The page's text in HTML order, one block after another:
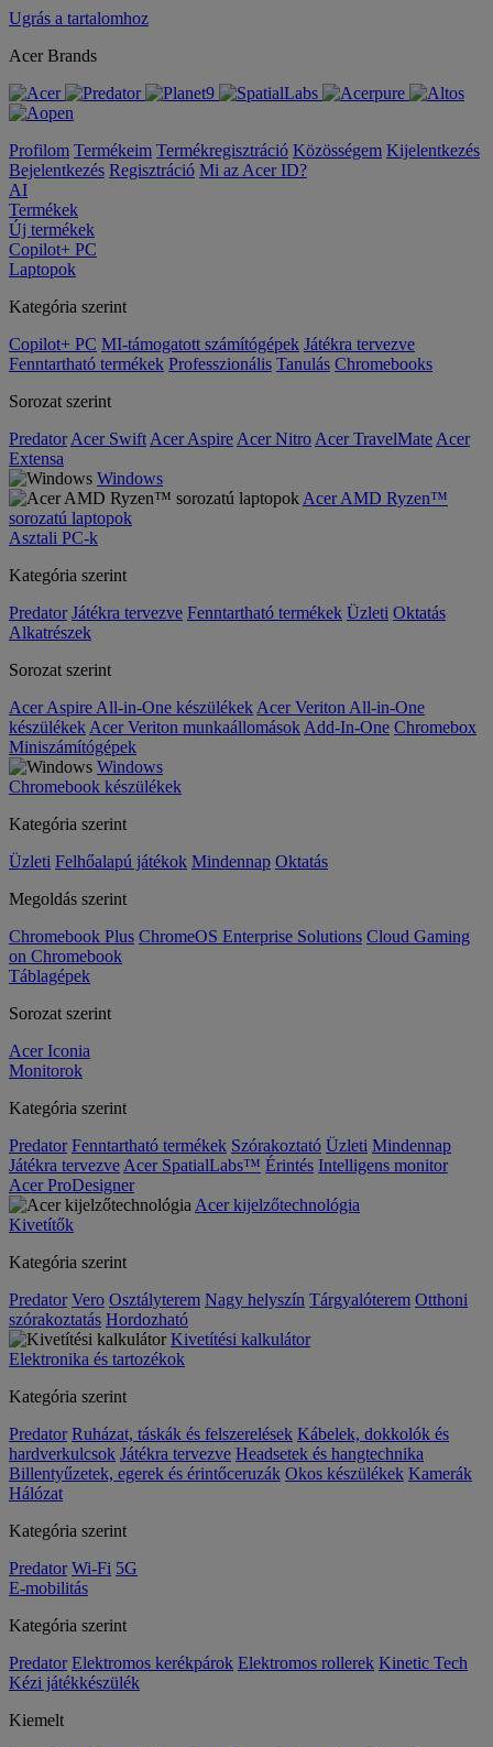
Ugrás a tartalomhoz
Acer Brands
Profilom Termékeim Termékregisztráció Közösségem Kijelentkezés
Bejelentkezés Regisztráció Mi az Acer ID?
AI
Termékek
Új termékek
Copilot+ PC
Laptopok
Kategória szerint
Copilot+ PC MI-támogatott számítógépek Játékra tervezve
Fenntartható termékek Professzionális Tanulás Chromebooks
Sorozat szerint
Predator Acer Swift Acer Aspire Acer Nitro Acer TravelMate Acer
Extensa
Windows
Acer AMD Ryzen™
sorozatú laptopok
Asztali PC-k
Kategória szerint
Predator Játékra tervezve Fenntartható termékek Üzleti Oktatás
Alkatrészek
Sorozat szerint
Acer Aspire All-in-One készülékek Acer Veriton All-in-One
készülékek Acer Veriton munkaállomások Add-In-One Chromebox
Miniszámítógépek
Windows
Chromebook készülékek
Kategória szerint
Üzleti Felhőalapú játékok Mindennap Oktatás
Megoldás szerint
Chromebook Plus ChromeOS Enterprise Solutions Cloud Gaming
on Chromebook
Táblagépek
Sorozat szerint
Acer Iconia
Monitorok
Kategória szerint
Predator Fenntartható termékek Szórakoztató Üzleti Mindennap
Játékra tervezve Acer SpatialLabs™ Érintés Intelligens monitor
Acer ProDesigner
Acer kijelzőtechnológia
Kivetítők
Kategória szerint
Predator Vero Osztályterem Nagy helyszín Tárgyalóterem Otthoni
szórakoztatás Hordozható
Kivetítési kalkulátor
Elektronika és tartozékok
Kategória szerint
Predator Ruházat, táskák és felszerelések Kábelek, dokkolók és
hardverkulcsok Játékra tervezve Headsetek és hangtechnika
Billentyűzetek, egerek és érintőceruzák Okos készülékek Kamerák
Hálózat
Kategória szerint
Predator Wi-Fi 5G
E-mobilitás
Kategória szerint
Predator Elektromos kerékpárok Elektromos rollerek Kinetic Tech
Kézi játékkészülék
Kiemelt